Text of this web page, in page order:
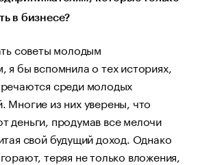
в бизнесе?
советы молодым
я бы вспомнила о тех историях,
среди молодых
Многие из них уверены, что
деньги, продумав все мелочи
свой будущий доход. Однако
теряя не только вложения,